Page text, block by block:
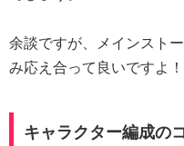
余談ですが、メインスト
み応え合って良いですよ！
キャラクター編成の